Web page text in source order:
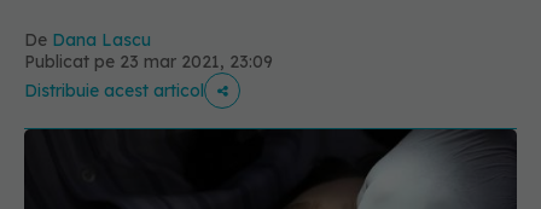
De Dana Lascu
Publicat pe 23 mar 2021, 23:09
Distribuie acest articol